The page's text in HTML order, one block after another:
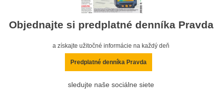
Objednajte si predplatné denníka Pravda
a získajte užitočné informácie na každý deň
Predplatné denníka Pravda
sledujte naše sociálne siete